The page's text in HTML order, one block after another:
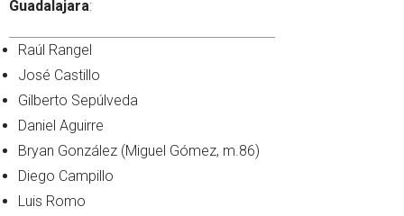
Guadalajara:
Raúl Rangel
José Castillo
Gilberto Sepúlveda
Daniel Aguirre
Bryan González (Miguel Gómez, m.86)
Diego Campillo
Luis Romo